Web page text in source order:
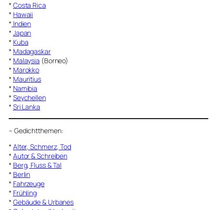
* Costa Rica
* Hawaii
* Indien
* Japan
* Kuba
* Madagaskar
* Malaysia (Borneo)
* Marokko
* Mauritius
* Namibia
* Seychellen
* Sri Lanka
– Gedichtthemen:
* Alter, Schmerz, Tod
* Autor & Schreiben
* Berg, Fluss & Tal
* Berlin
* Fahrzeuge
* Frühling
* Gebäude & Urbanes